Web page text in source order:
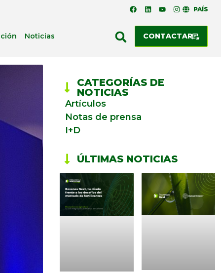
PAÍS
Noticias CONTACTAR
CATEGORÍAS DE
NOTICIAS
Artículos
Notas de prensa
I+D
ÚLTIMAS NOTICIAS